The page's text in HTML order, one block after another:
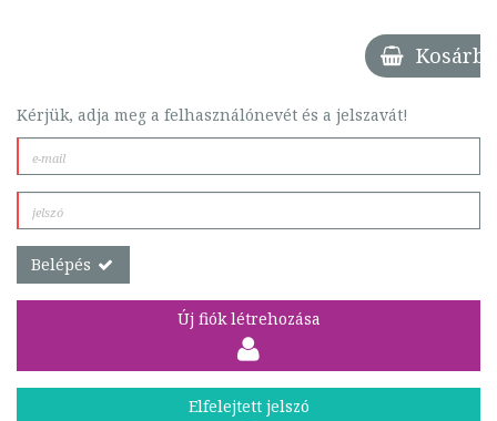
Kosárba
Kérjük, adja meg a felhasználónevét és a jelszavát!
Belépés
Új fiók létrehozása
Elfelejtett jelszó